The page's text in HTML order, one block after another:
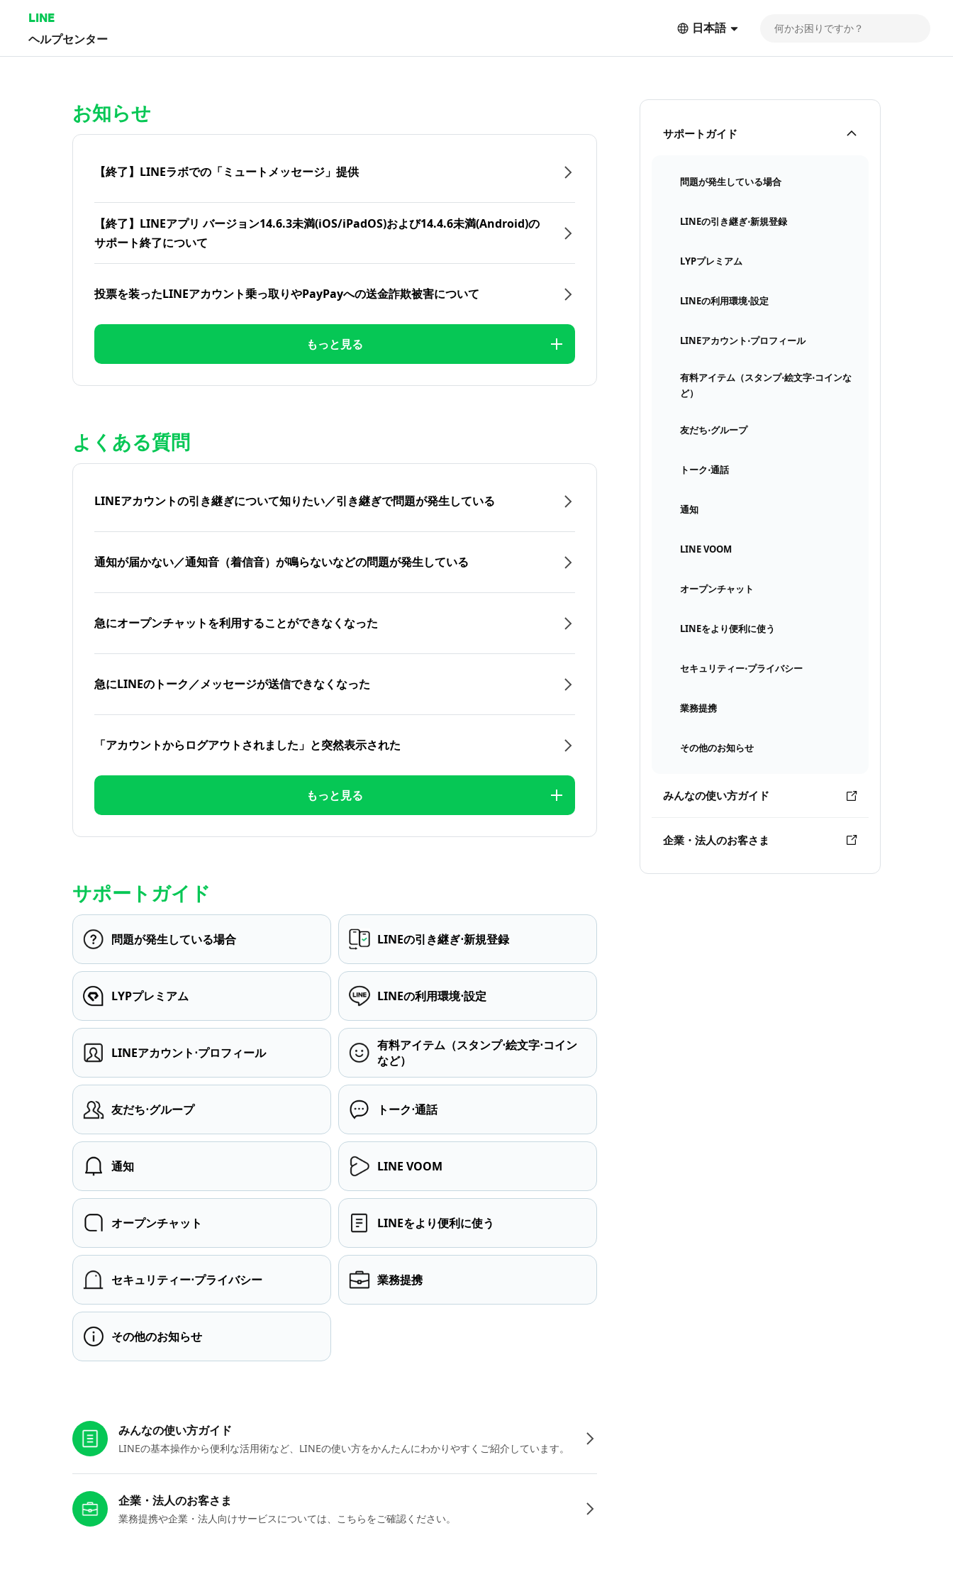
LINE
ヘルプセンター
日本語
サポートガイド
問題が発生している場合
LINEの引き継ぎ⋅新規登録
LYPプレミアム
LINEの利用環境⋅設定
LINEアカウント⋅プロフィール
有料アイテム（スタンプ⋅絵文字⋅コインな
ど）
友だち⋅グループ
トーク⋅通話
通知
LINE VOOM
オープンチャット
LINEをより便利に使う
セキュリティー⋅プライバシー
業務提携
その他のお知らせ
みんなの使い方ガイド
企業・法人のお客さま
お知らせ
【終了】LINEラボでの「ミュートメッセージ」提供
【終了】LINEアプリ バージョン14.6.3未満(iOS/iPadOS)および14.4.6未満(Android)の
サポート終了について
投票を装ったLINEアカウント乗っ取りやPayPayへの送金詐欺被害について
もっと見る
よくある質問
LINEアカウントの引き継ぎについて知りたい／引き継ぎで問題が発生している
通知が届かない／通知音（着信音）が鳴らないなどの問題が発生している
急にオープンチャットを利用することができなくなった
急にLINEのトーク／メッセージが送信できなくなった
「アカウントからログアウトされました」と突然表示された
もっと見る
サポートガイド
問題が発生している場合 LINEの引き継ぎ⋅新規登録
LYPプレミアム LINEの利用環境⋅設定
LINEアカウント⋅プロフィール
有料アイテム（スタンプ⋅絵文字⋅コイン
など）
友だち⋅グループ トーク⋅通話
通知 LINE VOOM
オープンチャット LINEをより便利に使う
セキュリティー⋅プライバシー 業務提携
その他のお知らせ
みんなの使い方ガイド
LINEの基本操作から便利な活用術など、LINEの使い方をかんたんにわかりやすくご紹介しています。
企業・法人のお客さま
業務提携や企業・法人向けサービスについては、こちらをご確認ください。